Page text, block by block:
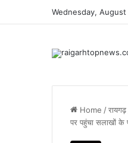
Wednesday,
Home /रायगढ़
पर पहुंचा सलाखों के